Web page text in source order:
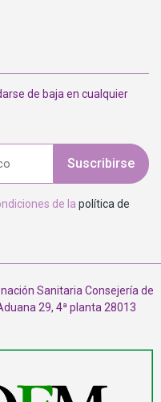
de baja en cualquier
Suscribirse
de la política de
Sanitaria Consejería de
29, 4ª planta 28013